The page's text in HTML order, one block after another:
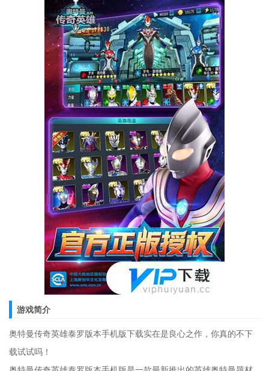
游戏简介
奥特曼传奇英雄泰罗版本手机版下载实在是良心之作，你真的不下
载试试吗！